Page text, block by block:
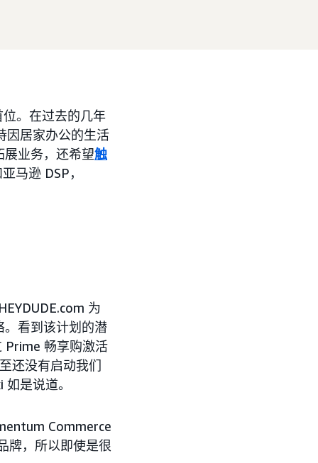
。在过去的几年
因居家办公的生活
业务，还希望触
马逊 DSP，
为
看到该计划的潜
Prime 畅享购激活
还没有启动我们
是说道。
Commerce
牌，所以即使是很